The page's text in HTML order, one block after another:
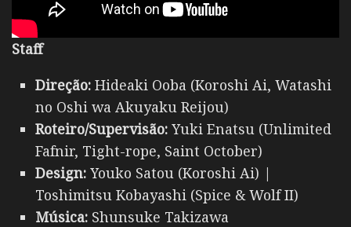
Staff
Direção: Hideaki Ooba (Koroshi Ai, Watashi
no Oshi wa Akuyaku Reijou)
Roteiro/Supervisão: Yuki Enatsu (Unlimited
Fafnir, Tight-rope, Saint October)
Design: Youko Satou (Koroshi Ai) |
Toshimitsu Kobayashi (Spice & Wolf II)
Música: Shunsuke Takizawa